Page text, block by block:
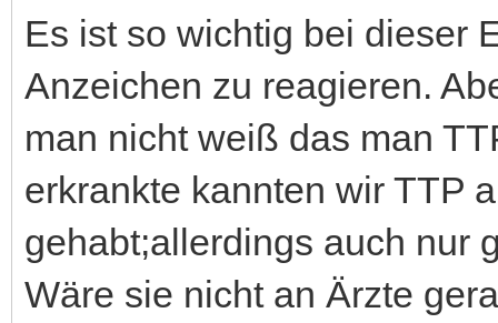
Es ist so wichtig bei dieser
Anzeichen zu reagieren.
man nicht weiß das man
erkrankte kannten wir TTP
gehabt;allerdings auch nur
Wäre sie nicht an Ärzte